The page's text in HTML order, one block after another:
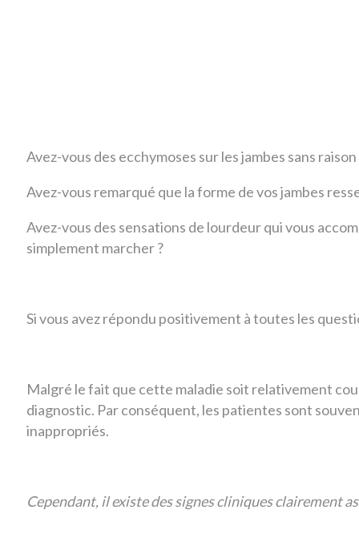
Avez-vous des ecchymoses sur les jambes sans
Avez-vous remarqué que la forme de vos jambes
Avez-vous des sensations de lourdeur qui vous
simplement marcher ?
Si vous avez répondu positivement à toutes les
Malgré le fait que cette maladie soit relativement
diagnostic. Par conséquent, les patientes sont
inappropriés.
Cependant, il existe des signes cliniques clairement